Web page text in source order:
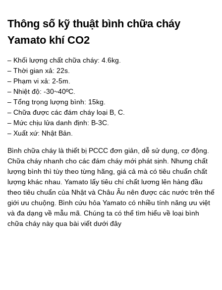
Thông số kỹ thuật bình chữa cháy
Yamato khí CO2
– Khối lượng chất chữa cháy: 4.6kg.
– Thời gian xả: 22s.
– Phạm vi xả: 2-5m.
– Nhiệt độ: -30~40ºC.
– Tổng trọng lượng bình: 15kg.
– Chữa được các đám cháy loại B, C.
– Mức chịu lửa danh định: B-3C.
– Xuất xứ: Nhật Bản.
Bình chữa cháy là thiết bị PCCC đơn giản, dễ sử dụng, cơ động.
Chữa cháy nhanh cho các đám cháy mới phát sịnh. Nhưng chất
lượng bình thì tùy theo từng hãng, giá cả mà có tiêu chuẩn chất
lượng khác nhau. Yamato lấy tiêu chí chất lương lên hàng đầu
theo tiêu chuẩn của Nhật và Châu Âu nên được các nước trên thế
giới ưu chuộng. Bình cứu hỏa Yamato có nhiều tính năng ưu việt
và đa dạng về mẫu mã. Chúng ta có thể tìm hiểu về loại bình
chữa cháy này qua bài viết dưới đây